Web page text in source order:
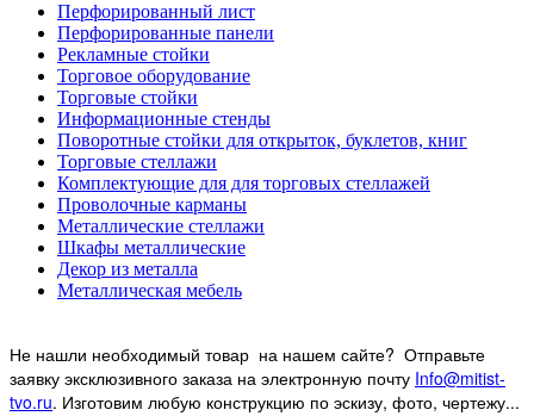
Перфорированный лист
Перфорированные панели
Рекламные стойки
Торговое оборудование
Торговые стойки
Информационные стенды
Поворотные стойки для открыток, буклетов, книг
Торговые стеллажи
Комплектующие для для торговых стеллажей
Проволочные карманы
Металлические стеллажи
Шкафы металлические
Декор из металла
Металлическая мебель
Не нашли необходимый товар на нашем сайте? Отправьте
заявку эксклюзивного заказа на электронную почту Info@mitist-
tvo.ru. Изготовим любую конструкцию по эскизу, фото, чертежу...